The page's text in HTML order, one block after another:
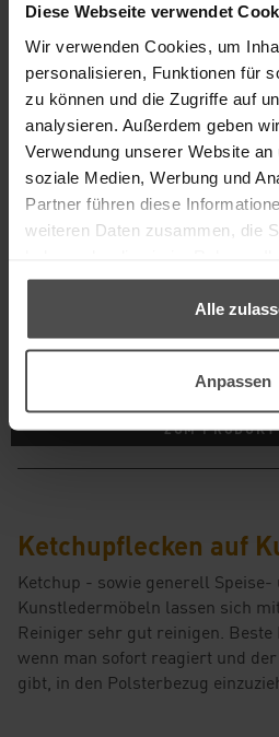
Diese Webseite verwendet
Wir verwenden Cookies, um
personalisieren, Funktionen für
zu können und die Zugriffe auf
analysieren. Außerdem geben
Verwendung unserer Website
soziale Medien, Werbung und
Partner führen diese
weiteren Daten zusammen, die
gesammelt haben.
Alle
Anpassen
ZUBEHÖR-SET I
Ideal zur gründlichen
3,80 €
ZUM PRODUKT
Ketchupflecken auf
Ketchup - sowie generell
Kunstledermöbeln lassen sich
Reiniger sehr gut reinigen. Beste
wenn man sofort reagiert und
gibt, in den Polsterbezug